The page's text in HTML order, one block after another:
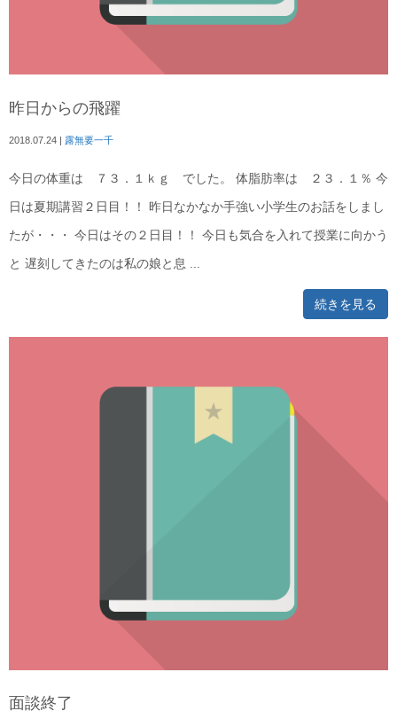
昨日からの飛躍
2018.07.24 | 露無要一千
今日の体重は ７３．１ｋｇ でした。 体脂肪率は ２３．１％ 今
日は夏期講習２日目！！ 昨日なかなか手強い小学生のお話をしまし
たが・・・ 今日はその２日目！！ 今日も気合を入れて授業に向かう
と 遅刻してきたのは私の娘と息 ...
続きを見る
面談終了